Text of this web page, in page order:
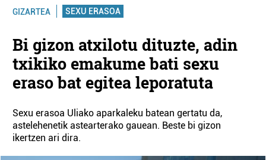
GIZARTEA SEXU ERASOA
Bi gizon atxilotu dituzte, adin
txikiko emakume bati sexu
eraso bat egitea leporatuta
Sexu erasoa Uliako aparkaleku batean gertatu da,
astelehenetik astearterako gauean. Beste bi gizon
ikertzen ari dira.